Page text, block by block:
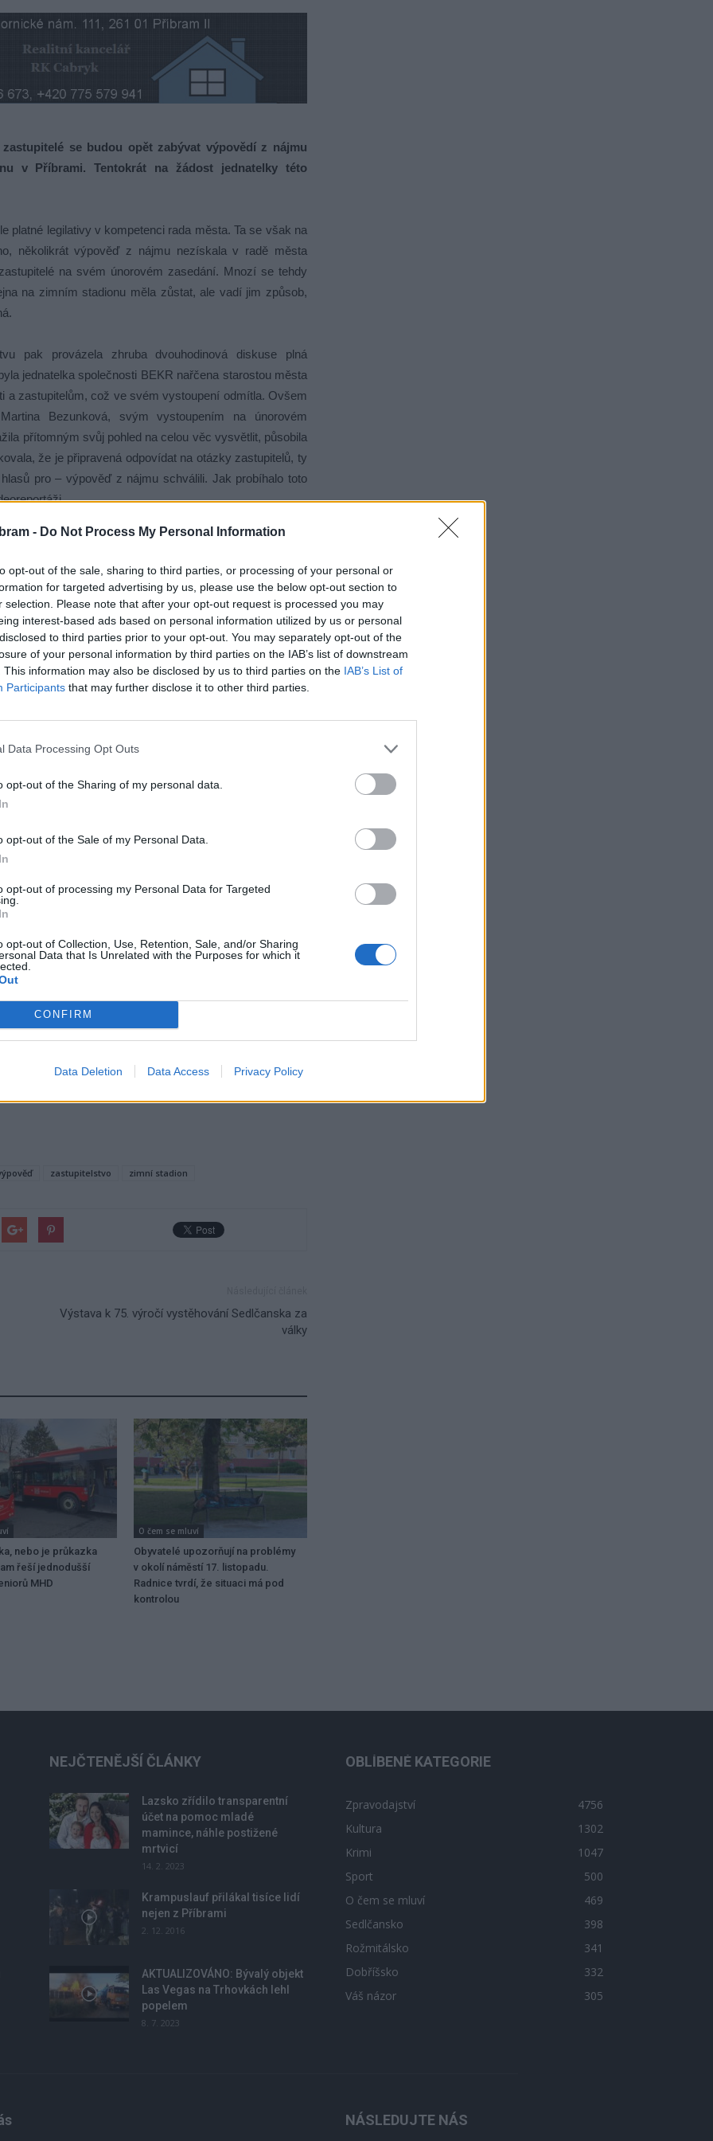
- Do Not Process My Personal Information
opt-out of the sale, sharing to third parties, or processing of your personal or
for targeted advertising by us, please use the below opt-out section to
selection. Please note that after your opt-out request is processed you may
interest-based ads based on personal information utilized by us or personal
to third parties prior to your opt-out. You may separately opt-out of the
of your personal information by third parties on the IAB’s list of downstream
This information may also be disclosed by us to third parties on the IAB’s List of
Participants that may further disclose it to other third parties.
Data Processing Opt Outs
opt-out of the Sharing of my personal data.
opt-out of the Sale of my Personal Data.
opt-out of processing my Personal Data for Targeted
opt-out of Collection, Use, Retention, Sale, and/or Sharing
Data that Is Unrelated with the Purposes for which it
CONFIRM
Data Deletion Data Access Privacy Policy
se budou opět zabývat výpovědí z nájmu
v Příbrami. Tentokrát na žádost jednatelky této
platné legilativy v kompetenci rada města. Ta se však na
několikrát výpověď z nájmu nezískala v radě města
na svém únorovém zasedání. Mnozí se tehdy
na zimním stadionu měla zůstat, ale vadí jim způsob,
pak provázela zhruba dvouhodinová diskuse plná
jednatelka společnosti BEKR nařčena starostou města
a zastupitelům, což ve svém vystoupení odmítla. Ovšem
Bezunková, svým vystoupením na únorovém
přítomným svůj pohled na celou věc vysvětlit, působila
že je připravená odpovídat na otázky zastupitelů, ty
pro – výpověď z nájmu schválili. Jak probíhalo toto
bodu v zastupitelstvu? No uvidíme. Jedno je však jisté,
příbramského starosty na některých, zřejmě
zdálo, že „mediální masáž“ jde spíše z jeho strany.
po únorovém rozhodnutí zastupitelstva nezvolila příliš
sociální sítí Facebook, kde vyjádřila svůj nesouhlas
tohoto bodu dopadne jakkoli, dá se předpokládat,
volbách, na rozdíl od těch minulých, vedení města
zastupitelstvo zimní stadion
Výstava k 75. výročí vystěhování Sedlčanska za
války
nebo je průkazka
řeší jednodušší
MHD
O čem se mluví
Obyvatelé upozorňují na problémy
v okolí náměstí 17. listopadu.
Radnice tvrdí, že situaci má pod
kontrolou
NEJČTENĚJŠÍ ČLÁNKY
Lazsko zřídilo transparentní
účet na pomoc mladé
mamince, náhle postižené
mrtvicí
14. 2. 2023
Krampuslauf přilákal tisíce lidí
nejen z Příbrami
2. 12. 2016
AKTUALIZOVÁNO: Bývalý objekt
Las Vegas na Trhovkách lehl
popelem
8. 7. 2023
OBLÍBENÉ KATEGORIE
Zpravodajství
4756
Kultura
1302
Krimi
1047
Sport
500
O čem se mluví
469
Sedlčansko
398
Rožmitálsko
341
Dobříšsko
332
Váš názor
305
NÁSLEDUJTE NÁS